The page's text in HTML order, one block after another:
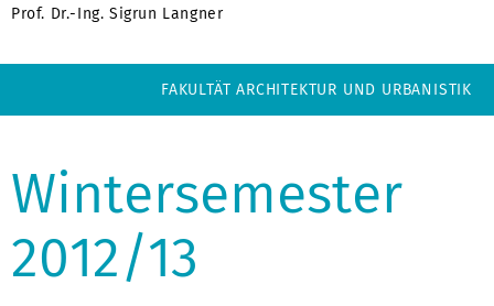
Prof. Dr.-Ing. Sigrun Langner
FAKULTÄT ARCHITEKTUR UND URBANISTIK
Wintersemester
2012/13